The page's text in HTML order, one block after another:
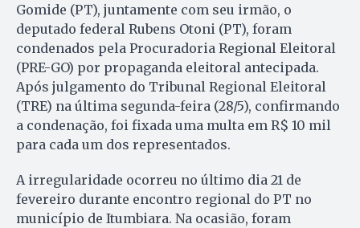
Gomide (PT), juntamente com seu irmão, o
deputado federal Rubens Otoni (PT), foram
condenados pela Procuradoria Regional Eleitoral
(PRE-GO) por propaganda eleitoral antecipada.
Após julgamento do Tribunal Regional Eleitoral
(TRE) na última segunda-feira (28/5), confirmando
a condenação, foi fixada uma multa em R$ 10 mil
para cada um dos representados.
A irregularidade ocorreu no último dia 21 de
fevereiro durante encontro regional do PT no
município de Itumbiara. Na ocasião, foram